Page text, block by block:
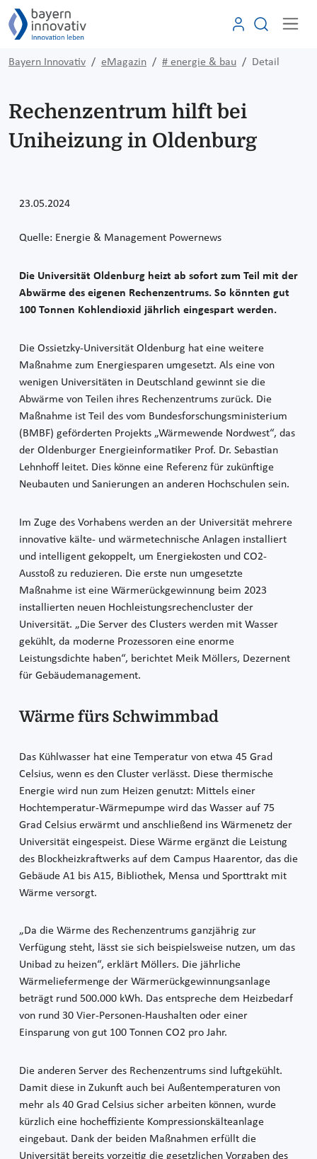
Bayern Innovativ eMagazin # energie & bau Detail
Rechenzentrum hilft bei
Uniheizung in Oldenburg
23.05.2024
Quelle: Energie & Management Powernews
Die Universität Oldenburg heizt ab sofort zum Teil mit der
Abwärme des eigenen Rechenzentrums. So könnten gut
100 Tonnen Kohlendioxid jährlich eingespart werden.
Die Ossietzky-Universität Oldenburg hat eine weitere
Maßnahme zum Energiesparen umgesetzt. Als eine von
wenigen Universitäten in Deutschland gewinnt sie die
Abwärme von Teilen ihres Rechenzentrums zurück. Die
Maßnahme ist Teil des vom Bundesforschungsministerium
(BMBF) geförderten Projekts „Wärmewende Nordwest“, das
der Oldenburger Energieinformatiker Prof. Dr. Sebastian
Lehnhoff leitet. Dies könne eine Referenz für zukünftige
Neubauten und Sanierungen an anderen Hochschulen sein.
Im Zuge des Vorhabens werden an der Universität mehrere
innovative kälte- und wärmetechnische Anlagen installiert
und intelligent gekoppelt, um Energiekosten und CO2-
Ausstoß zu reduzieren. Die erste nun umgesetzte
Maßnahme ist eine Wärmerückgewinnung beim 2023
installierten neuen Hochleistungsrechencluster der
Universität. „Die Server des Clusters werden mit Wasser
gekühlt, da moderne Prozessoren eine enorme
Leistungsdichte haben“, berichtet Meik Möllers, Dezernent
für Gebäudemanagement.
Wärme fürs Schwimmbad
Das Kühlwasser hat eine Temperatur von etwa 45 Grad
Celsius, wenn es den Cluster verlässt. Diese thermische
Energie wird nun zum Heizen genutzt: Mittels einer
Hochtemperatur-Wärmepumpe wird das Wasser auf 75
Grad Celsius erwärmt und anschließend ins Wärmenetz der
Universität eingespeist. Diese Wärme ergänzt die Leistung
des Blockheizkraftwerks auf dem Campus Haarentor, das die
Gebäude A1 bis A15, Bibliothek, Mensa und Sporttrakt mit
Wärme versorgt.
„Da die Wärme des Rechenzentrums ganzjährig zur
Verfügung steht, lässt sie sich beispielsweise nutzen, um das
Unibad zu heizen“, erklärt Möllers. Die jährliche
Wärmeliefermenge der Wärmerückgewinnungsanlage
beträgt rund 500.000 kWh. Das entspreche dem Heizbedarf
von rund 30 Vier-Personen-Haushalten oder einer
Einsparung von gut 100 Tonnen CO2 pro Jahr.
Die anderen Server des Rechenzentrums sind luftgekühlt.
Damit diese in Zukunft auch bei Außentemperaturen von
mehr als 40 Grad Celsius sicher arbeiten können, wurde
kürzlich eine hocheffiziente Kompressionskälteanlage
eingebaut. Dank der beiden Maßnahmen erfüllt die
Universität bereits vorzeitig die gesetzlichen Vorgaben des